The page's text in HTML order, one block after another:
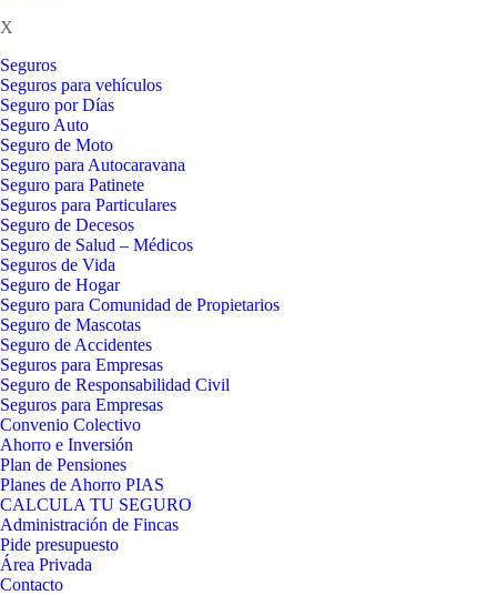
X
Seguros
Seguros para vehículos
Seguro por Días
Seguro Auto
Seguro de Moto
Seguro para Autocaravana
Seguro para Patinete
Seguros para Particulares
Seguro de Decesos
Seguro de Salud – Médicos
Seguros de Vida
Seguro de Hogar
Seguro para Comunidad de Propietarios
Seguro de Mascotas
Seguro de Accidentes
Seguros para Empresas
Seguro de Responsabilidad Civil
Seguros para Empresas
Convenio Colectivo
Ahorro e Inversión
Plan de Pensiones
Planes de Ahorro PIAS
CALCULA TU SEGURO
Administración de Fincas
Pide presupuesto
Área Privada
Contacto